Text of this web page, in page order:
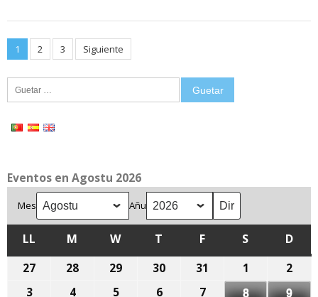
Posts
pagination
1 2 3 Siguiente
Eventos en Agostu 2026
Mes Añu
LL LLUNES
M MARTES
WMIÉRCOLES
T XUEVESFVIENRES
S SÁBADU
D
27
28 29 30 31 1
d'agostu,
2
33 44 55 66 77 88 99